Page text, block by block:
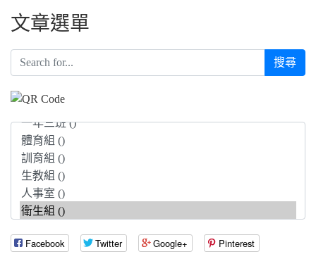
文章選單
搜尋
Facebook Twitter Google+ Pinterest